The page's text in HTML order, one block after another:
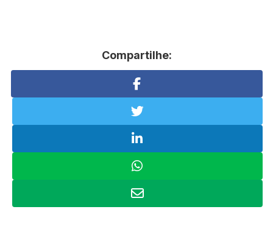
Compartilhe: